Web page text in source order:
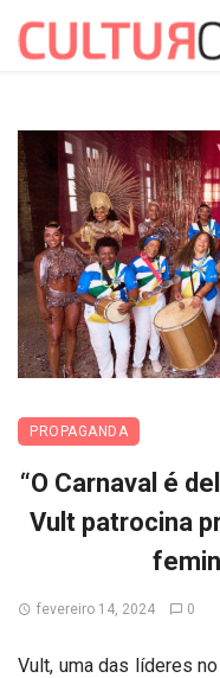
PROPAGANDA
“O Carnaval é
Vult patrocina
fevereiro 14, 2024 0
Vult, uma das líderes